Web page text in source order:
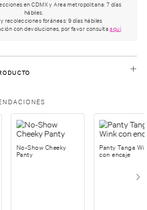
en CDMX y Area metropolitana: 7 días
hábiles.
recolecciones foráneas: 9 días hábiles
con devoluciones, por favor consultaaquí.
No-Show Cheeky
Panty
Panty Tanga
con encaje